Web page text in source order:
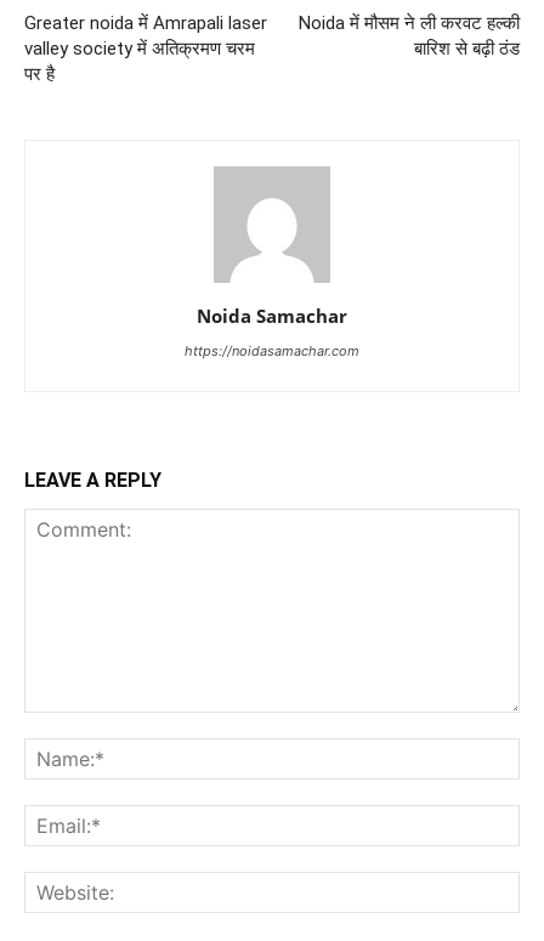
Greater noida में Amrapali laser
valley society में अतिक्रमण चरम
पर है
Noida में मौसम ने ली करवट हल्की
बारिश से बढ़ी ठंड
Noida Samachar
https://noidasamachar.com
LEAVE A REPLY